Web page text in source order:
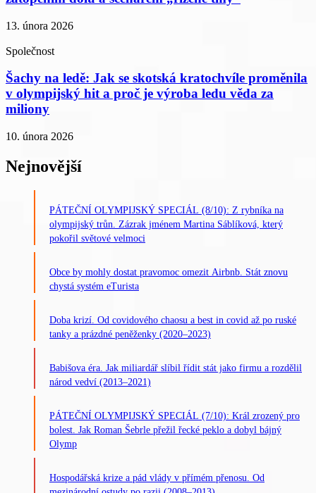
13. února 2026
Společnost
Šachy na ledě: Jak se skotská kratochvíle proměnila
v olympijský hit a proč je výroba ledu věda za
miliony
10. února 2026
Nejnovější
PÁTEČNÍ OLYMPIJSKÝ SPECIÁL (8/10): Z rybníka na
olympijský trůn. Zázrak jménem Martina Sáblíková, který
pokořil světové velmoci
Obce by mohly dostat pravomoc omezit Airbnb. Stát znovu
chystá systém eTurista
Doba krizí. Od covidového chaosu a best in covid až po ruské
tanky a prázdné peněženky (2020–2023)
Babišova éra. Jak miliardář slíbil řídit stát jako firmu a rozdělil
národ vedví (2013–2021)
PÁTEČNÍ OLYMPIJSKÝ SPECIÁL (7/10): Král zrozený pro
bolest. Jak Roman Šebrle přežil řecké peklo a dobyl bájný
Olymp
Hospodářská krize a pád vlády v přímém přenosu. Od